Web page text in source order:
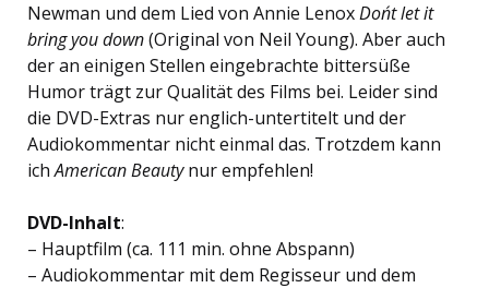
Newman und dem Lied von Annie LenoxDon´t let it
bring you down(Original von Neil Young). Aber auch
der an einigen Stellen eingebrachte bittersüße
Humor trägt zur Qualität des Films bei. Leider sind
die DVD-Extras nur englich-untertitelt und der
Audiokommentar nicht einmal das. Trotzdem kann
ichAmerican Beautynur empfehlen!
DVD-Inhalt:
– Hauptfilm (ca. 111 min. ohne Abspann)
– Audiokommentar mit dem Regisseur und dem